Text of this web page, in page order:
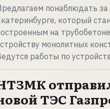
понаблюдать
который
на
монолитных
работы по
ТЭС